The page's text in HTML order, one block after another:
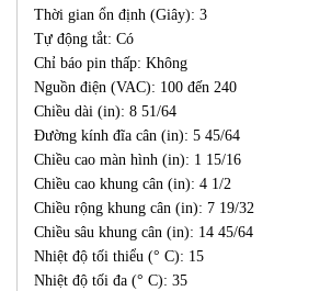
Thời gian ổn định (Giây): 3
Tự động tắt: Có
Chỉ báo pin thấp: Không
Nguồn điện (VAC): 100 đến 240
Chiều dài (in): 8 51/64
Đường kính đĩa cân (in): 5 45/64
Chiều cao màn hình (in): 1 15/16
Chiều cao khung cân (in): 4 1/2
Chiều rộng khung cân (in): 7 19/32
Chiều sâu khung cân (in): 14 45/64
Nhiệt độ tối thiểu (° C): 15
Nhiệt độ tối đa (° C): 35